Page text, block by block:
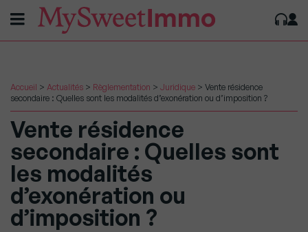
Accueil > Actualités > Règlementation > Juridique > Vente résidence
secondaire : Quelles sont les modalités d’exonération ou d’imposition ?
Vente résidence
secondaire : Quelles sont
les modalités
d’exonération ou
d’imposition ?